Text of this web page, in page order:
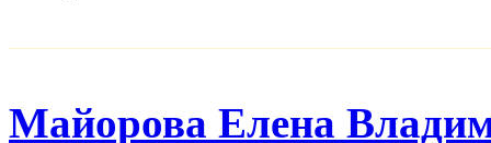
Майорова Елена